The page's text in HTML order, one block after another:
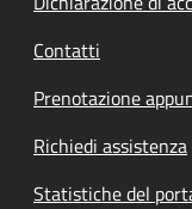
Contatti
Prenotazione
Richiedi assistenza
Statistiche del